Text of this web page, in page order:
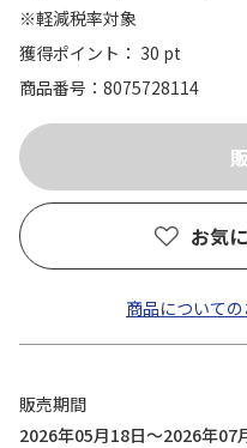
※軽減税率対象
獲得ポイント： 30 pt
商品番号
8075728114
お気
商品について
販売期間
2026年05月18日～2026年07